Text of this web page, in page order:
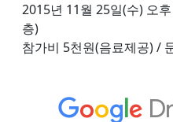
2015년 11월 25일(수) 오
층)
참가비 5천원(음료제공) /